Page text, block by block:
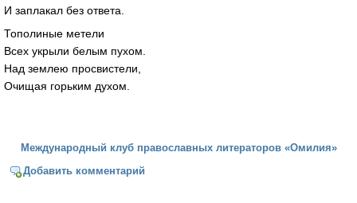
И заплакал без ответа.
Тополиные метели
Всех укрыли белым пухом.
Над землею просвистели,
Очищая горьким духом.
Международный клуб православных литераторов «Омилия»
Добавить комментарий